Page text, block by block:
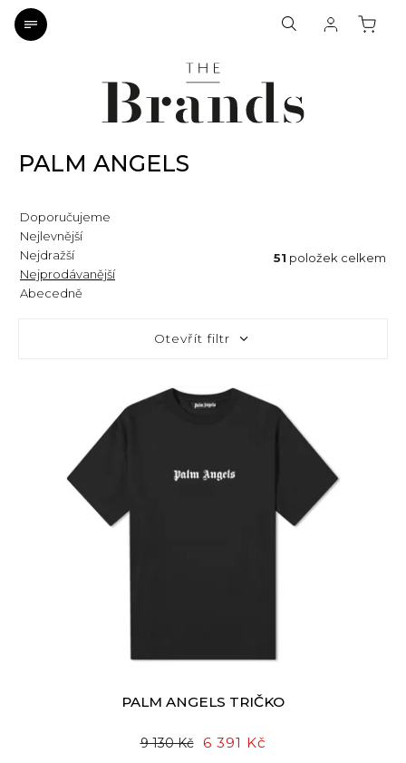
PALM ANGELS
Doporučujeme
Nejlevnější
Nejdražší
Nejprodávanější
Abecedně
51 položek celkem
Otevřít filtr
PALM ANGELS TRIČKO
9 130 Kč 6 391 Kč